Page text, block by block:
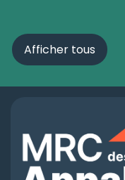
Afficher tous